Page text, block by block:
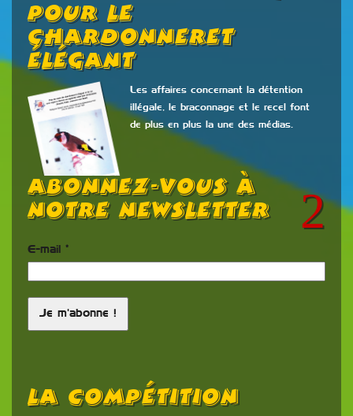
Pour Le
Chardonneret
Élégant
Les affaires concernant la détention
illégale, le braconnage et le recel font
de plus en plus la une des médias.
Abonnez-vous à
notre newsletter
E-mail *
La Compétition